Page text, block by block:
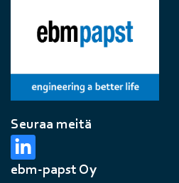
Seuraa meitä
ebm-papst Oy